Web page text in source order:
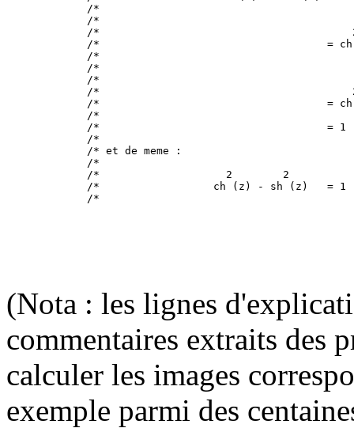
/*
/*
/*                                        2
/*                                    = ch
/*
/*
/*
/*
/*                                    = ch
/*
/*                                    =
/*
/* et de meme :
/*
/*                    2        2
/*                  ch (z) - sh (z)
(Nota : les lignes
commentaires extraits des
calculer les images
exemple parmi des